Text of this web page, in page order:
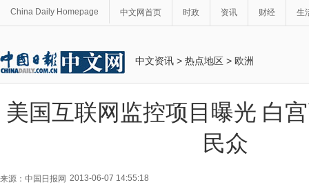
China Daily Homepage 中文网首页 时政 资讯 财经 生
中文资讯 > 热点地区 > 欧洲
美国互联网监控项目曝光 白
民众
来源：中国日报网 2013-06-07 14:55:18